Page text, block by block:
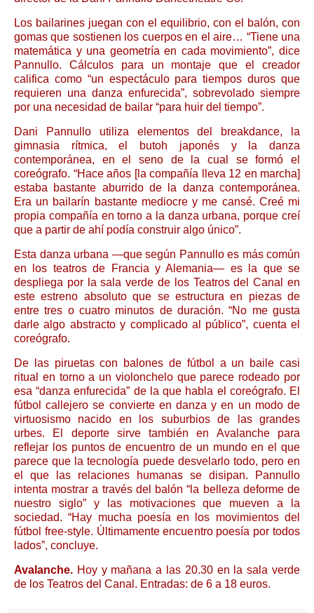
Los bailarines juegan con el equilibrio, con el balón, con
gomas que sostienen los cuerpos en el aire… “Tiene una
matemática y una geometría en cada movimiento”, dice
Pannullo. Cálculos para un montaje que el creador
califica como “un espectáculo para tiempos duros que
requieren una danza enfurecida”, sobrevolado siempre
por una necesidad de bailar “para huir del tiempo”.
Dani Pannullo utiliza elementos del breakdance, la
gimnasia rítmica, el butoh japonés y la danza
contemporánea, en el seno de la cual se formó el
coreógrafo. “Hace años [la compañía lleva 12 en marcha]
estaba bastante aburrido de la danza contemporánea.
Era un bailarín bastante mediocre y me cansé. Creé mi
propia compañía en torno a la danza urbana, porque creí
que a partir de ahí podía construir algo único”.
Esta danza urbana —que según Pannullo es más común
en los teatros de Francia y Alemania— es la que se
despliega por la sala verde de los Teatros del Canal en
este estreno absoluto que se estructura en piezas de
entre tres o cuatro minutos de duración. “No me gusta
darle algo abstracto y complicado al público”, cuenta el
coreógrafo.
De las piruetas con balones de fútbol a un baile casi
ritual en torno a un violonchelo que parece rodeado por
esa “danza enfurecida” de la que habla el coreógrafo. El
fútbol callejero se convierte en danza y en un modo de
virtuosismo nacido en los suburbios de las grandes
urbes. El deporte sirve también en Avalanche para
reflejar los puntos de encuentro de un mundo en el que
parece que la tecnología puede desvelarlo todo, pero en
el que las relaciones humanas se disipan. Pannullo
intenta mostrar a través del balón “la belleza deforme de
nuestro siglo” y las motivaciones que mueven a la
sociedad. “Hay mucha poesía en los movimientos del
fútbol free-style. Últimamente encuentro poesía por todos
lados”, concluye.
Avalanche. Hoy y mañana a las 20.30 en la sala verde
de los Teatros del Canal. Entradas: de 6 a 18 euros.